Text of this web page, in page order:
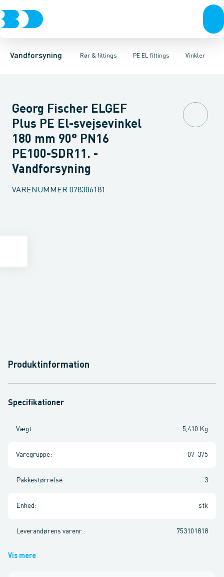
Vandforsyning Rør & fittings
Rør & fittingsKoblinger & anboringerMuffer, klemmer &
PE EL fittings
PE rørPE EL fittingsPE fittings Duktiljern fittings Vinkler
VinklerT-stykker SvejsemufferReduktionerAnboringssadler-
Georg Fischer ELGEF
Plus PE El-svejsevinkel
180 mm 90° PN16
PE100-SDR11. -
Vandforsyning
VARENUMMER 078306181
Produktinformation
Specifikationer
Vægt: 5,410 Kg
Varegruppe: 07-375
Pakkestørrelse: 3
Enhed : stk
Leverandørens varenr. : 753101818
Vis mere